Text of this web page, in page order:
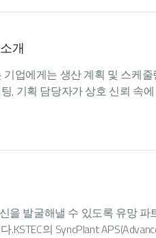
개
업에게는 생산 계획 및 스케
, 기획 담당자가 상호 신뢰 속
을 발굴해낼 수 있도록 유망
의 SyncPlant